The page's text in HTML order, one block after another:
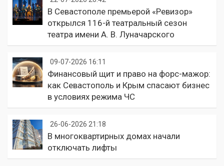
В Севастополе премьерой «Ревизор»
открылся 116-й театральный сезон
театра имени А. В. Луначарского
09-07-2026 16:11
Финансовый щит и право на форс-мажор:
как Севастополь и Крым спасают бизнес
в условиях режима ЧС
26-06-2026 21:18
В многоквартирных домах начали
отключать лифты